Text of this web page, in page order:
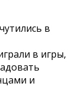
в
в игры,
и